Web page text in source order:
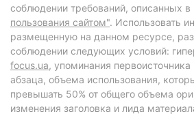
соблюдении требований, описанных в
пользования сайтом". Использовать
размещенную на данном ресурсе,
соблюдении следующих условий:
focus.ua, упоминания
абзаца, объема использования,
превышать 50% от общего объема
изменения заголовка и лида